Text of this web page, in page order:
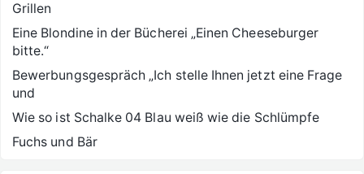
Grillen
Eine Blondine in der Bücherei „Einen Cheeseburger
bitte.“
Bewerbungsgespräch „Ich stelle Ihnen jetzt eine Frage
und
Wie so ist Schalke 04 Blau weiß wie die Schlümpfe
Fuchs und Bär